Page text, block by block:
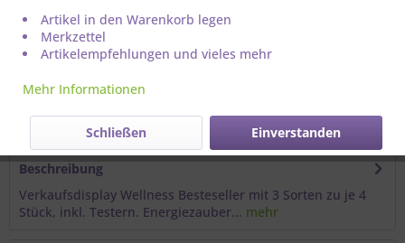
Artikel-Nr.:
Beschreibung
Verkaufsdisplay Wellness Besteseller mit 3 Sorten zu je 4
Stück, inkl. Testern. Energiezauber... mehr
Artikel in den Warenkorb legen
Merkzettel
Artikelempfehlungen und vieles mehr
Mehr Informationen
Einverstanden
Schließen